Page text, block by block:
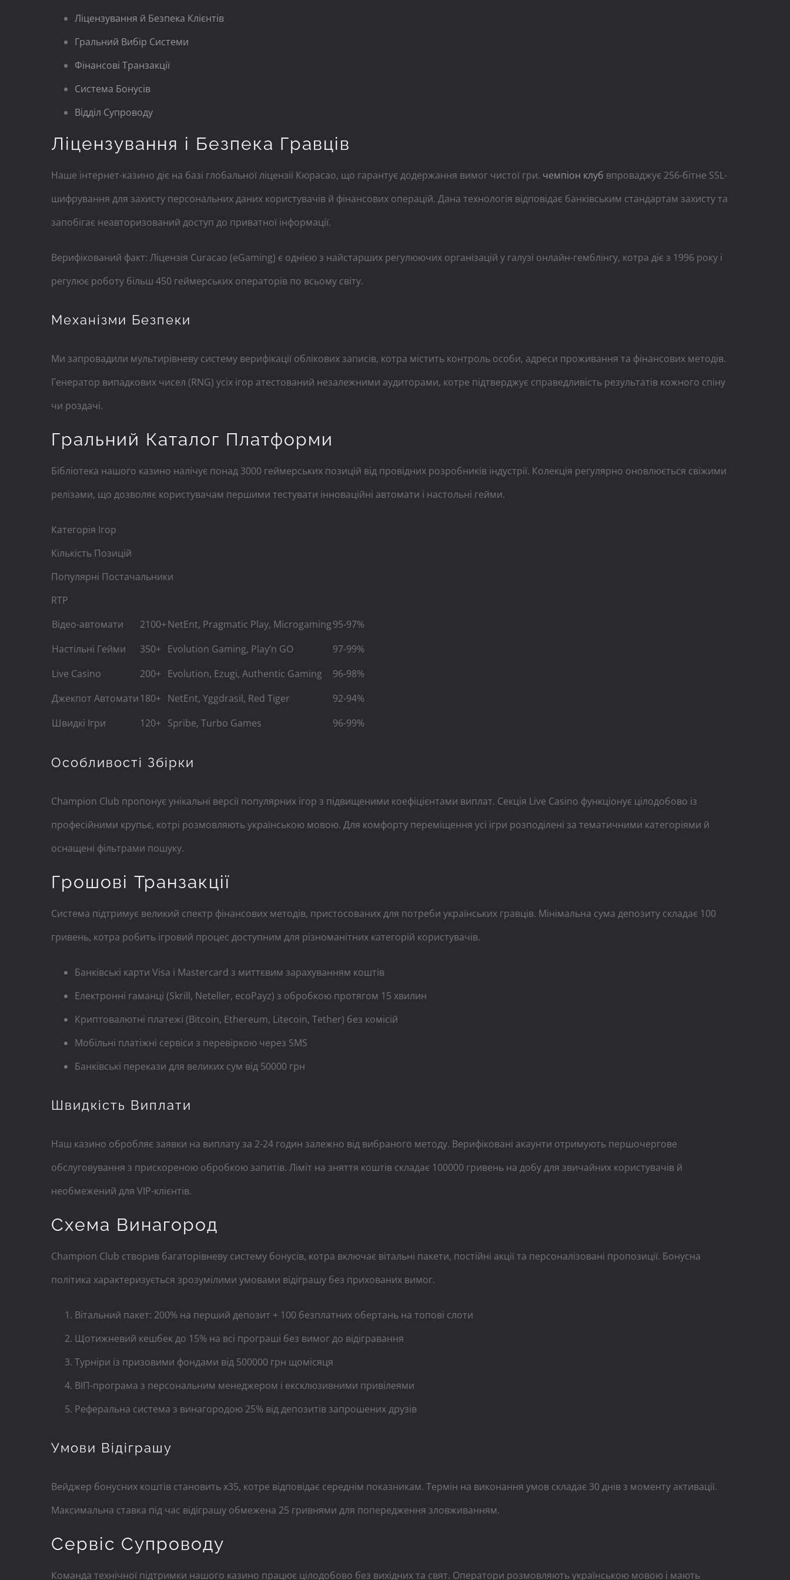
Ліцензування й Безпека Клієнтів
Гральний Вибір Системи
Фінансові Транзакції
Система Бонусів
Відділ Супроводу
Ліцензування і Безпека Гравців
Наше інтернет-казино діє на базі глобальної ліцензії Кюрасао, що гарантує додержання вимог чистої гри. чемпіон клуб впроваджує 256-бітне SSL-
шифрування для захисту персональних даних користувачів й фінансових операцій. Дана технологія відповідає банківським стандартам захисту та
запобігає неавторизований доступ до приватної інформації.
Верифікований факт: Ліцензія Curacao (eGaming) є однією з найстарших регулюючих організацій у галузі онлайн-гемблінгу, котра діє з 1996 року і
регулює роботу більш 450 геймерських операторів по всьому світу.
Механізми Безпеки
Ми запровадили мультирівневу систему верифікації облікових записів, котра містить контроль особи, адреси проживання та фінансових методів.
Генератор випадкових чисел (RNG) усіх ігор атестований незалежними аудиторами, котре підтверджує справедливість результатів кожного спіну
чи роздачі.
Гральний Каталог Платформи
Бібліотека нашого казино налічує понад 3000 геймерських позицій від провідних розробників індустрії. Колекція регулярно оновлюється свіжими
релізами, що дозволяє користувачам першими тестувати інноваційні автомати і настольні гейми.
Категорія Ігор
Кількість Позицій
Популярні Постачальники
RTP
Відео-автомати
2100+NetEnt, Pragmatic Play, Microgaming95-97%
Настільні Гейми
350+ Evolution Gaming, Play’n GO
97-99%
Live Casino
200+ Evolution, Ezugi, Authentic Gaming
96-98%
Джекпот Автомати 180+ NetEnt, Yggdrasil, Red Tiger
92-94%
Швидкі Ігри
120+ Spribe, Turbo Games 96-99%
Особливості Збірки
Champion Club пропонує унікальні версії популярних ігор з підвищеними коефіцієнтами виплат. Секція Live Casino функціонує цілодобово із
професійними крупьє, котрі розмовляють українською мовою. Для комфорту переміщення усі ігри розподілені за тематичними категоріями й
оснащені фільтрами пошуку.
Грошові Транзакції
Система підтримує великий спектр фінансових методів, пристосованих для потреби українських гравців. Мінімальна сума депозиту складає 100
гривень, котра робить ігровий процес доступним для різноманітних категорій користувачів.
Банківські карти Visa і Mastercard з миттєвим зарахуванням коштів
Електронні гаманці (Skrill, Neteller, ecoPayz) з обробкою протягом 15 хвилин
Криптовалютні платежі (Bitcoin, Ethereum, Litecoin, Tether) без комісій
Мобільні платіжні сервіси з перевіркою через SMS
Банківські перекази для великих сум від 50000 грн
Швидкість Виплати
Наш казино обробляє заявки на виплату за 2-24 годин залежно від вибраного методу. Верифіковані акаунти отримують першочергове
обслуговування з прискореною обробкою запитів. Ліміт на зняття коштів складає 100000 гривень на добу для звичайних користувачів й
необмежений для VIP-клієнтів.
Схема Винагород
Champion Club створив багаторівневу систему бонусів, котра включає вітальні пакети, постійні акції та персоналізовані пропозиції. Бонусна
політика характеризується зрозумілими умовами відіграшу без прихованих вимог.
Вітальний пакет: 200% на перший депозит + 100 безплатних обертань на топові слоти
Щотижневий кешбек до 15% на всі програші без вимог до відігравання
Турніри із призовими фондами від 500000 грн щомісяця
ВІП-програма з персональним менеджером і ексклюзивними привілеями
Реферальна система з винагородою 25% від депозитів запрошених друзів
Умови Відіграшу
Вейджер бонусних коштів становить х35, котре відповідає середнім показникам. Термін на виконання умов складає 30 днів з моменту активації.
Максимальна ставка під час відіграшу обмежена 25 гривнями для попередження зловживанням.
Сервіс Супроводу
Команда технічної підтримки нашого казино працює цілодобово без вихідних та свят. Оператори розмовляють українською мовою і мають